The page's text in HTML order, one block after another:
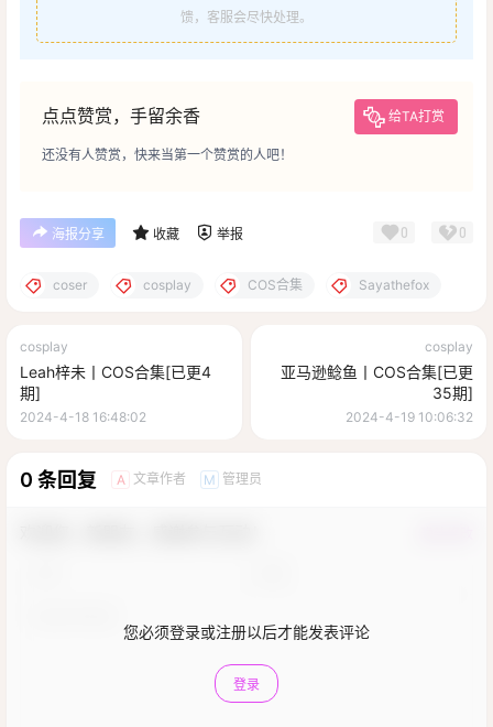
馈，客服会尽快处理。
点点赞赏，手留余香 给TA打赏
还没有人赞赏，快来当第一个赞赏的人吧！
海报分享 收藏 举报 0 0
coser cosplay COS合集 Sayathefox
cosplay
Leah梓未丨COS合集[已更4
期]
2024-4-18 16:48:02
cosplay
亚马逊鲶鱼丨COS合集[已更
35期]
2024-4-19 10:06:32
0 条回复 A 文章作者 M 管理员
您必须登录或注册以后才能发表评论
登录